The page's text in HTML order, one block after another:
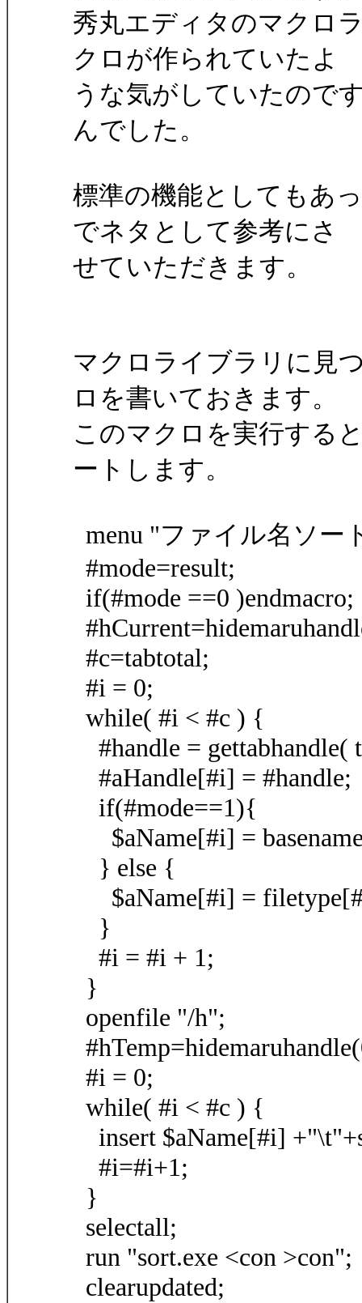
秀丸エディタのマクロ
クロが作られていたよ
うな気がしていたので
んでした。
標準の機能としてもあ
でネタとして参考にさ
せていただきます。
マクロライブラリに見
ロを書いておきます。
このマクロを実行する
ートします。
menu "ファイル名ソ
#mode=result;
if(#mode ==0 )endmacro;
#c=tabtotal;
#i = 0;
while( #i < #c ) {
#handle = gettabhandle(
#aHandle[#i] = #handle;
if(#mode==1){
$aName[#i] =
} else {
$aName[#i] =
}
#i = #i + 1;
}
openfile "/h";
#i = 0;
while( #i < #c ) {
insert $aName[#i]
#i=#i+1;
}
selectall;
run "sort.exe <con >con";
clearupdated;